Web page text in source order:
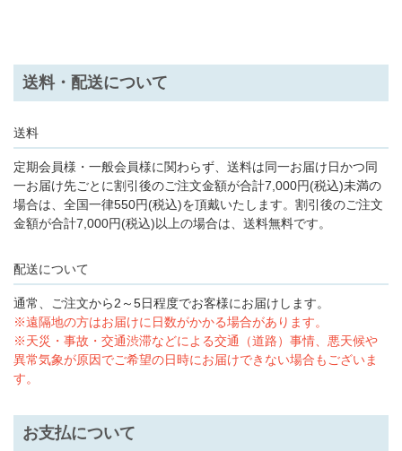
送料・配送について
送料
定期会員様・一般会員様に関わらず、送料は同一お届け日かつ同
一お届け先ごとに割引後のご注文金額が合計7,000円(税込)未満の
場合は、全国一律550円(税込)を頂戴いたします。割引後のご注文
金額が合計7,000円(税込)以上の場合は、送料無料です。
配送について
通常、ご注文から2～5日程度でお客様にお届けします。
※遠隔地の方はお届けに日数がかかる場合があります。
※天災・事故・交通渋滞などによる交通（道路）事情、悪天候や
異常気象が原因でご希望の日時にお届けできない場合もございま
す。
お支払について